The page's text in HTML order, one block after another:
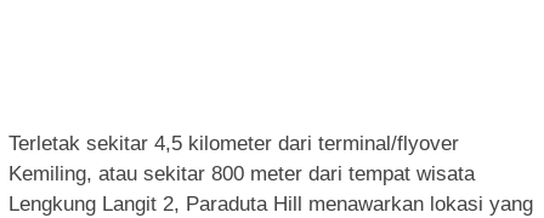
Terletak sekitar 4,5 kilometer dari terminal/flyover
Kemiling, atau sekitar 800 meter dari tempat wisata
Lengkung Langit 2, Paraduta Hill menawarkan lokasi yang